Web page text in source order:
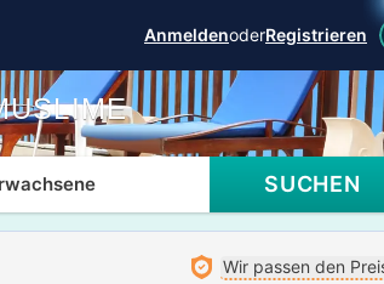
AnmeldenoderRegistrieren
SUCHEN
Wir passen den